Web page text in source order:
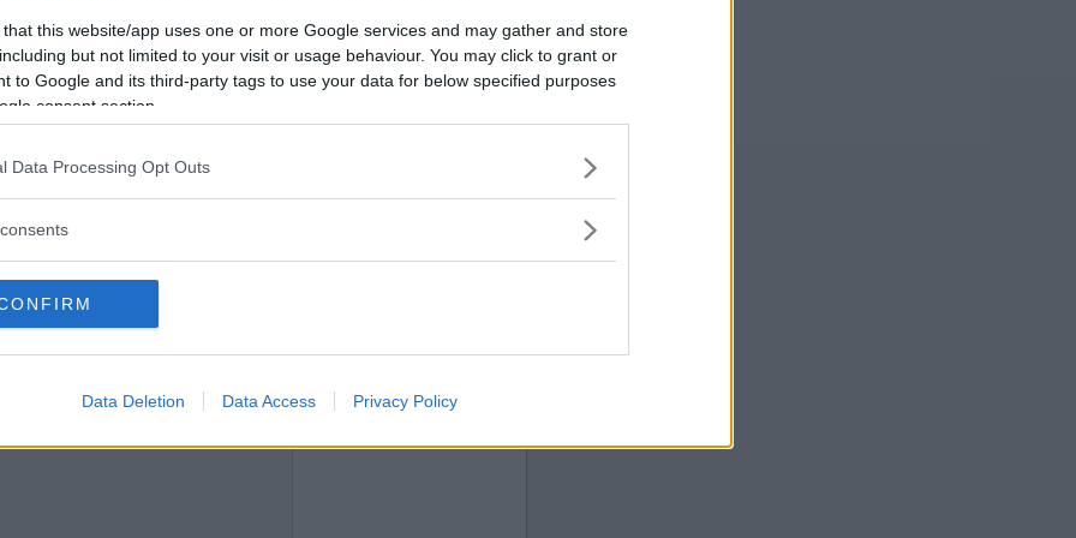
that this website/app uses one or more Google services and may gather and store
but not limited to your visit or usage behaviour. You may click to grant or
to Google and its third-party tags to use your data for below specified purposes
consent section.
Data Processing Opt Outs
Data Deletion Data Access Privacy Policy
så jag hittar hem till dig?
2020-10-01 16:46
Vill du bli
medlem?